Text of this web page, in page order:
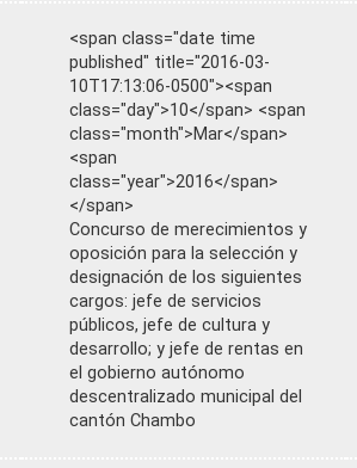
<span class="date time
published" title="2016-03-
10T17:13:06-0500"><span
class="day">10</span> <span
class="month">Mar</span>
<span
class="year">2016</span>
</span>
Concurso de merecimientos y
oposición para la selección y
designación de los siguientes
cargos: jefe de servicios
públicos, jefe de cultura y
desarrollo; y jefe de rentas en
el gobierno autónomo
descentralizado municipal del
cantón Chambo